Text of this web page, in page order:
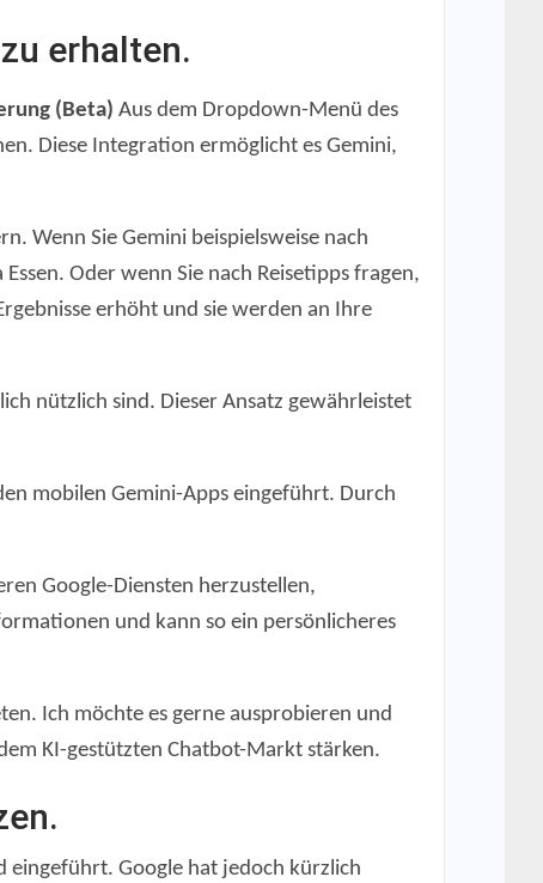
erhalten.
(Beta) Aus dem Dropdown-Menü des
Diese Integration ermöglicht es Gemini,
Wenn Sie Gemini beispielsweise nach
Oder wenn Sie nach Reisetipps fragen,
erhöht und sie werden an Ihre
nützlich sind. Dieser Ansatz gewährleistet
mobilen Gemini-Apps eingeführt. Durch
Google-Diensten herzustellen,
und kann so ein persönlicheres
Ich möchte es gerne ausprobieren und
KI-gestützten Chatbot-Markt stärken.
eingeführt. Google hat jedoch kürzlich